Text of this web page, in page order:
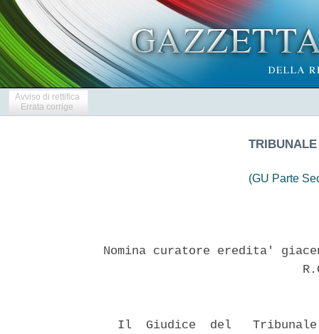
Avviso di rettifica
Errata corrige
(GU Parte
Nomina curatore eredita'
Il  Giudice  del